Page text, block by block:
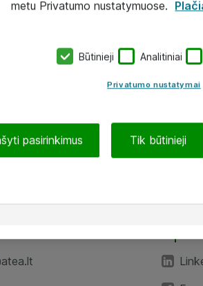
metu Privatumo nustatymuose.
Būtinieji Analitiniai
Privatumo nustatymai
pasirinkimus Tik būtinieji